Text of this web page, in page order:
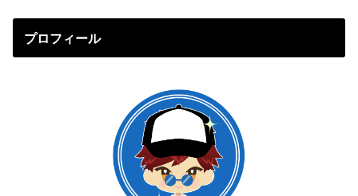
プロフィール